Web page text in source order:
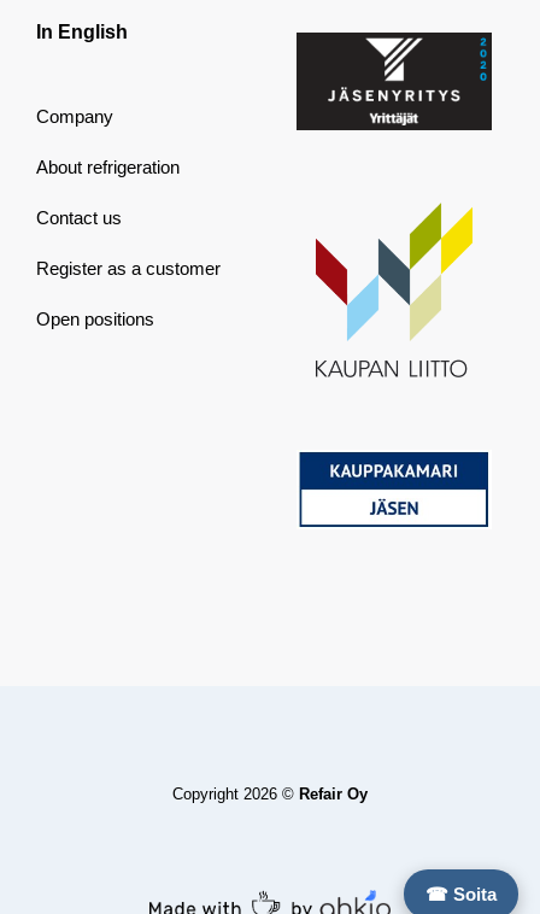
In English
Company
About refrigeration
Contact us
Register as a customer
Open positions
☎ Soita
Copyright 2026 © Refair Oy